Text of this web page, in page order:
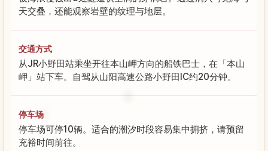
天交叠，还能观察岩壁的纹理与地层。
交通方式
从JR小野田站乘坐开往本山岬方向的船铁巴士，在「本山
岬」站下车。自驾从山阳高速公路小野田IC约20分钟。
停车场
停车场可停10辆。适合的潮汐时段容易集中拥挤，请预留
充裕时间前往。